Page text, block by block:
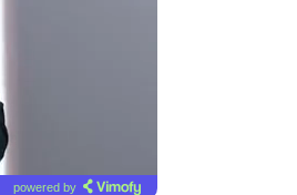
powered by